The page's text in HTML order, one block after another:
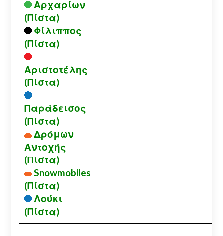
Αρχαρίων
(Πίστα)
Φίλιππος
(Πίστα)
Αριστοτέλης
(Πίστα)
Παράδεισος
(Πίστα)
Δρόμων
Αντοχής
(Πίστα)
Snowmobiles
(Πίστα)
Λούκι
(Πίστα)